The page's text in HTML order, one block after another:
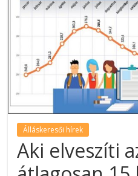
Álláskeresői hírek
Aki elveszíti